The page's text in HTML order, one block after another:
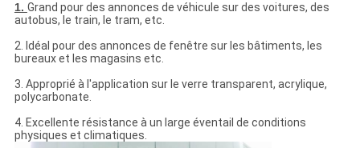
1. Grand pour des annonces de véhicule sur des voitures, des
autobus, le train, le tram, etc.
2. Idéal pour des annonces de fenêtre sur les bâtiments, les
bureaux et les magasins etc.
3. Approprié à l'application sur le verre transparent, acrylique,
polycarbonate.
4. Excellente résistance à un large éventail de conditions
physiques et climatiques.